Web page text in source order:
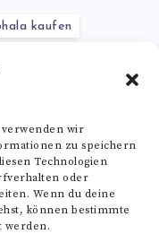
wir
zu speichern
Technologien
oder
Wenn du deine
können bestimmte
werden.
kaufen